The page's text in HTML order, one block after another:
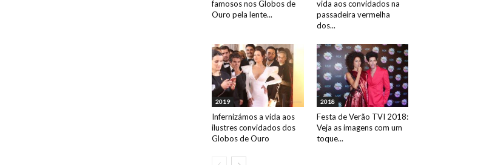
famosos nos Globos de
Ouro pela lente...
vida aos convidados na
passadeira vermelha
dos...
2019
Infernizámos a vida aos
ilustres convidados dos
Globos de Ouro
2018
Festa de Verão TVI 2018:
Veja as imagens com um
toque...